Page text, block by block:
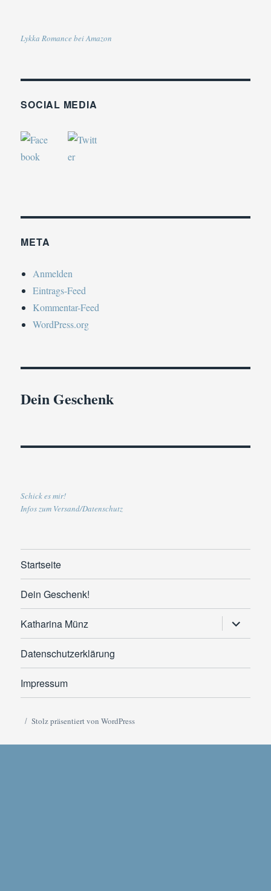
Lykka Romance bei Amazon
SOCIAL MEDIA
META
Anmelden
Eintrags-Feed
Kommentar-Feed
WordPress.org
Dein Geschenk
Schick es mir!
Infos zum Versand/Datenschutz
Startseite
Dein Geschenk!
Katharina Münz
anzeigen
Datenschutzerklärung
Impressum
Stolz präsentiert von WordPress